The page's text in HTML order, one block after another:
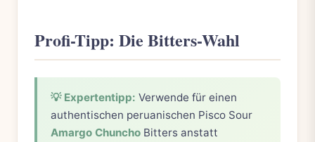
Profi-Tipp: Die Bitters-Wahl
💡 Expertentipp: Verwende für einen
authentischen peruanischen Pisco Sour
Amargo Chuncho Bitters anstatt